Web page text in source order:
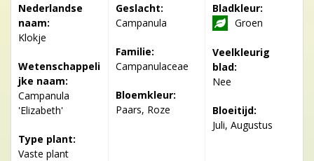
Nederlandse
naam:
Klokje
Wetenschappeli
jke naam:
Campanula
'Elizabeth'
Type plant:
Vaste plant
Geslacht:
Campanula
Familie:
Campanulaceae
Bloemkleur:
Paars, Roze
Bladkleur:
Groen
Veelkleurig
blad:
Nee
Bloeitijd:
Juli, Augustus